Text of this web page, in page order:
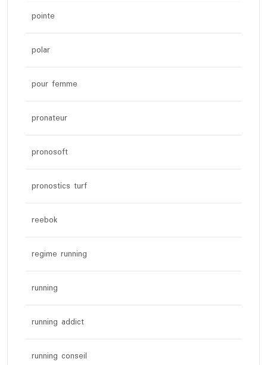
pointe
polar
pour femme
pronateur
pronosoft
pronostics turf
reebok
regime running
running
running addict
running conseil